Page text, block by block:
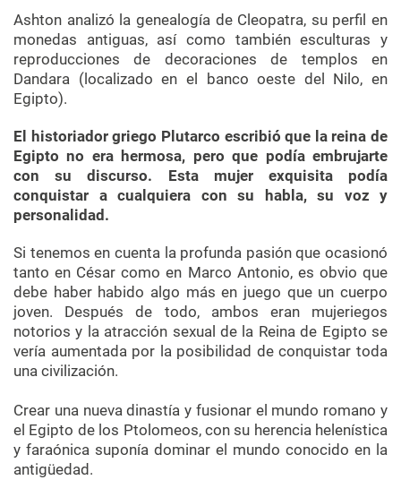
Ashton analizó la genealogía de Cleopatra, su perfil en
monedas antiguas, así como también esculturas y
reproducciones de decoraciones de templos en
Dandara (localizado en el banco oeste del Nilo, en
Egipto).
El historiador griego Plutarco escribió que la reina de
Egipto no era hermosa, pero que podía embrujarte
con su discurso. Esta mujer exquisita podía
conquistar a cualquiera con su habla, su voz y
personalidad.
Si tenemos en cuenta la profunda pasión que ocasionó
tanto en César como en Marco Antonio, es obvio que
debe haber habido algo más en juego que un cuerpo
joven. Después de todo, ambos eran mujeriegos
notorios y la atracción sexual de la Reina de Egipto se
vería aumentada por la posibilidad de conquistar toda
una civilización.
Crear una nueva dinastía y fusionar el mundo romano y
el Egipto de los Ptolomeos, con su herencia helenística
y faraónica suponía dominar el mundo conocido en la
antigüedad.